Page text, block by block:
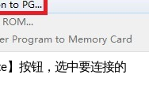
】按钮，选中要连接的